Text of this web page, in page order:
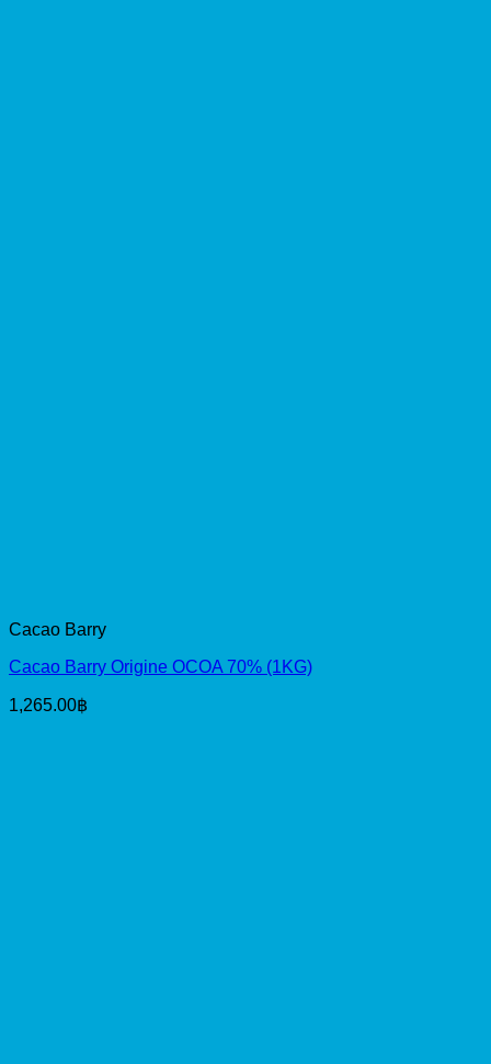
Cacao Barry
Cacao Barry Origine OCOA 70% (1KG)
1,265.00฿